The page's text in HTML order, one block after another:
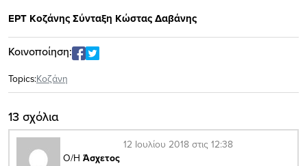
ΕΡΤ Κοζάνης Σύνταξη Κώστας Δαβάνης
Κοινοποίηση:
Topics:Κοζάνη
13 σχόλια
Ο/Η Άσχετος
12 Ιουλίου 2018 στις 12:38